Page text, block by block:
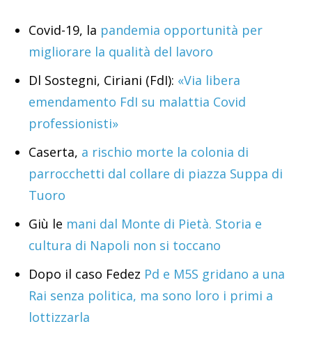
Covid-19, la pandemia opportunità per
migliorare la qualità del lavoro
Dl Sostegni, Ciriani (FdI): «Via libera
emendamento FdI su malattia Covid
professionisti»
Caserta, a rischio morte la colonia di
parrocchetti dal collare di piazza Suppa di
Tuoro
Giù le mani dal Monte di Pietà. Storia e
cultura di Napoli non si toccano
Dopo il caso Fedez Pd e M5S gridano a una
Rai senza politica, ma sono loro i primi a
lottizzarla